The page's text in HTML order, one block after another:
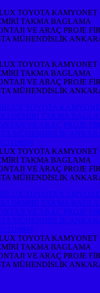
TOYOTA KAMYONET
TAKMA BAGLAMA
VE ARAÇ PROJE
MÜHENDİSLİK
TOYOTA KAMYONET
TAKMA BAGLAMA
VE ARAÇ PROJE
MÜHENDİSLİK
TOYOTA KAMYONET
TAKMA BAGLAMA
VE ARAÇ PROJE
MÜHENDİSLİK
TOYOTA KAMYONET
TAKMA BAGLAMA
VE ARAÇ PROJE
MÜHENDİSLİK